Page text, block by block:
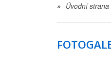
» Úvodní strana